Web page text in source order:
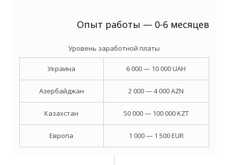
Опыт работы — 0-6 месяцев
Уровень заработной платы
Украина 6 000 — 10 000 UAH
Азербайджан 2 000 — 4 000 AZN
Казахстан 50 000 — 100 000 KZT
Европа 1 000 — 1 500 EUR